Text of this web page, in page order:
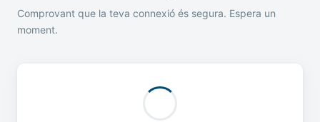
Comprovant que la teva connexió és segura. Espera un
moment.